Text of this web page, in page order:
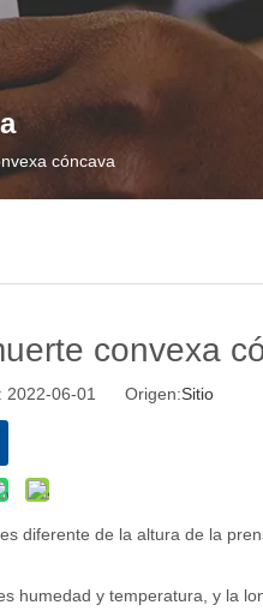
cóncava
convexa
2022-06-01 Origen:Sitio
diferente de la altura de la
humedad y temperatura, y la